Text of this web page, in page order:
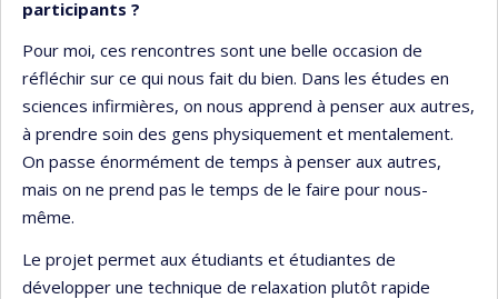
participants ?
Pour moi, ces rencontres sont une belle occasion de
réfléchir sur ce qui nous fait du bien. Dans les études en
sciences infirmières, on nous apprend à penser aux autres,
à prendre soin des gens physiquement et mentalement.
On passe énormément de temps à penser aux autres,
mais on ne prend pas le temps de le faire pour nous-
même.
Le projet permet aux étudiants et étudiantes de
développer une technique de relaxation plutôt rapide